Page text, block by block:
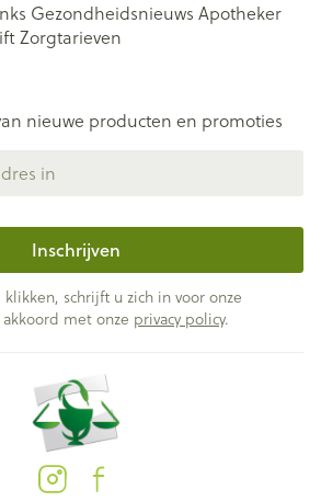
Gezondheidsnieuws Apotheker
Zorgtarieven
nieuwe producten en promoties
Inschrijven
schrijft u zich in voor onze
met onze privacy policy.